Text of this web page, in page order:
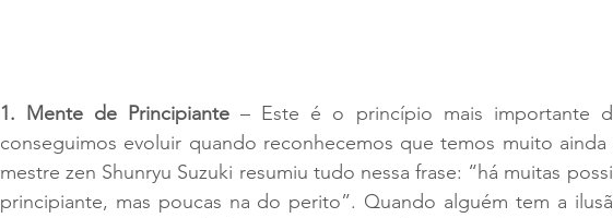
1. Mente de Principiante – Este é o princípio mais importante
conseguimos evoluir quando reconhecemos que temos muito
mestre zen Shunryu Suzuki resumiu tudo nessa frase: “há muitas
principiante, mas poucas na do perito”. Quando alguém tem a